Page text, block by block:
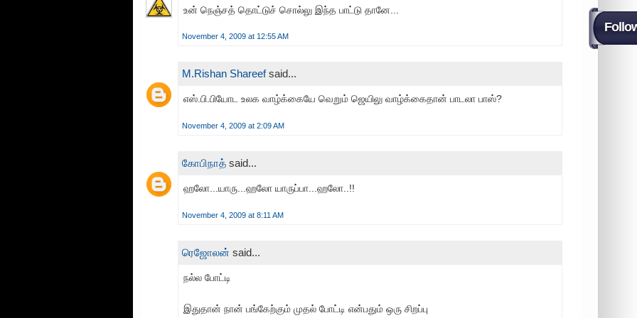
உன் நெஞ்சத் தொட்டுச் சொல்லு இந்த பாட்டு தானே...
November 4, 2009 at 12:55 AM
M.Rishan Shareefsaid...
எஸ்.பி.பியோட உலக வாழ்க்கையே வெறும் ஜெயிலு வாழ்க்கைதான் பாடலா பாஸ்?
November 4, 2009 at 2:09 AM
கோபிநாத் said...
ஹலோ...யாரு...ஹலோ யாருப்பா...ஹலோ..!!
November 4, 2009 at 8:11 AM
ரெஜோலன் said...
நல்ல போட்டி
இதுதான் நான் பங்கேற்கும் முதல் போட்டி என்பதும் ஒரு சிறப்பு